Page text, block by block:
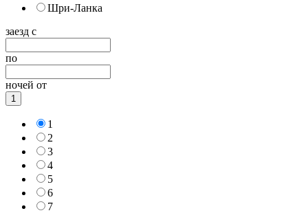
Шри-Ланка
заезд с
по
ночей от
1
1
2
3
4
5
6
7